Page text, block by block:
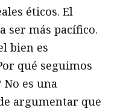
éticos. El
ser más pacífico.
bien es
qué seguimos
es una
argumentar que